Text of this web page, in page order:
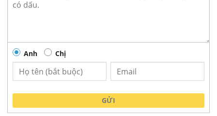
Tủ nửa đông nửa mát HWA-45CFR của thương
tủ, chứa được khối lượng thức ăn vừa đủ, thích
hợp để bảo quản thực phẩm cho các siêu thị,
Anh Chị
GỬI